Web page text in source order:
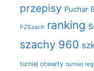
przepisy Puchar
PZSzach ranking
szachy 960
turniej otwarty turniej